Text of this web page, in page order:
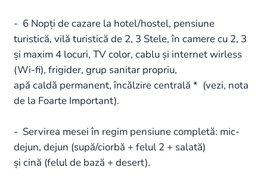
- 6 Nopți de cazare la hotel/hostel, pensiune
turistică, vilă turistică de 2, 3 Stele, în camere cu 2, 3
și maxim 4 locuri, TV color, cablu și internet wirless
(Wi-fi), frigider, grup sanitar propriu,
apă caldă permanent, încălzire centrală * (vezi, nota
de la Foarte Important).
- Servirea mesei în regim pensiune completă: mic-
dejun, dejun (supă/ciorbă + felul 2 + salată)
și cină (felul de bază + desert).